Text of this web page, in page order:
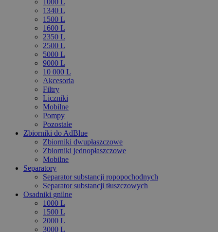
1000 L
1340 L
1500 L
1600 L
2350 L
2500 L
5000 L
9000 L
10 000 L
Akcesoria
Filtry
Liczniki
Mobilne
Pompy
Pozostałe
Zbiorniki do AdBlue
Zbiorniki dwupłaszczowe
Zbiorniki jednopłaszczowe
Mobilne
Separatory
Separator substancji ropopochodnych
Separator substancji tłuszczowych
Osadniki gnilne
1000 L
1500 L
2000 L
3000 L